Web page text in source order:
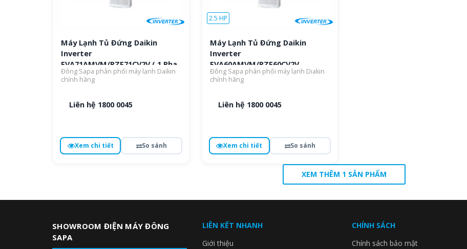
Máy Lạnh Tủ Đứng Daikin
Inverter
FVA71AMVM/RZF71CV2V ( 1 Pha
)
Đông Sapa phân phối máy lạnh Daikin
chính hãng
Liên hệ 1800 0045
Xem chi tiết So sánh
2.5 HP
Máy Lạnh Tủ Đứng Daikin
Inverter
FVA60AMVM/RZF60CV2V
Đông Sapa phân phối máy lạnh Diakin
chính hãng
Liên hệ 1800 0045
Xem chi tiết So sánh
XEM THÊM 1 SẢN PHẨM
SHOWROOM ĐIỆN MÁY ĐÔNG
SAPA
LIÊN KẾT NHANH
Giới thiệu
CHÍNH SÁCH
Chính sách bảo mật